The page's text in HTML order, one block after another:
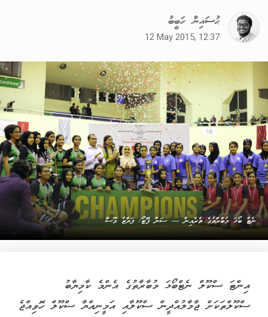
ޙުސައިން ހަބީބު
12 May 2015, 12:37
ނެޓް ބޯޅަ މުބާރާތުގެ ތެރެއިން --- ސަން ފޮޓޯ/ ފަޔާޒު މޫސާ
އިންޓަ ސްކޫލް ނެޓްބޯޅަ މުބާރާތުގެ އެންމެ ކާމިޔާބު
ސްކޫލްތަކަށް ޖާމާލުއްދީން ސްކޫލާއި އަމީނިއްޔާ ސްކޫލް ހޮވިއްޖެ